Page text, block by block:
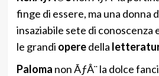
finge di essere, ma una donna
insaziabile sete di conoscenza
le grandi operedella
Paloma non ÃƒÂ¨ la dolce